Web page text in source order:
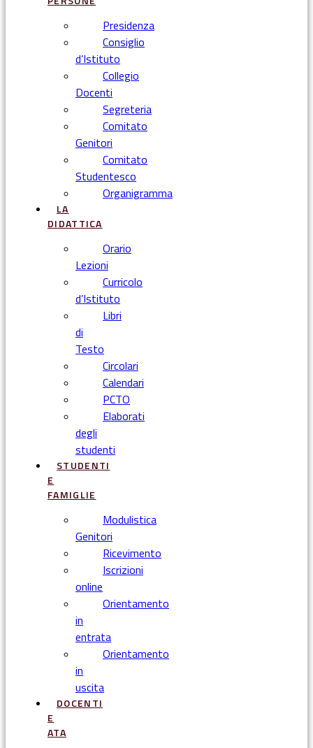
Presidenza
Consiglio
d’Istituto
Collegio
Docenti
Segreteria
Comitato
Genitori
Comitato
Studentesco
Organigramma
LA
DIDATTICA
Orario
Lezioni
Curricolo
d’Istituto
Libri
di
Testo
Circolari
Calendari
PCTO
Elaborati
degli
studenti
STUDENTI
E
FAMIGLIE
Modulistica
Genitori
Ricevimento
Iscrizioni
online
Orientamento
in
entrata
Orientamento
in
uscita
DOCENTI
E
ATA